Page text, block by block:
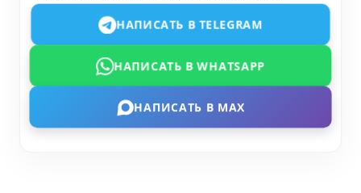
НАПИСАТЬ В TELEGRAM
НАПИСАТЬ В WHATSAPP
НАПИСАТЬ В MAX